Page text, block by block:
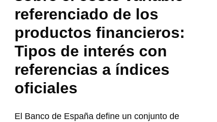
referenciado de los
productos financieros:
Tipos de interés con
referencias a índices
oficiales
El Banco de España define un conjunto de